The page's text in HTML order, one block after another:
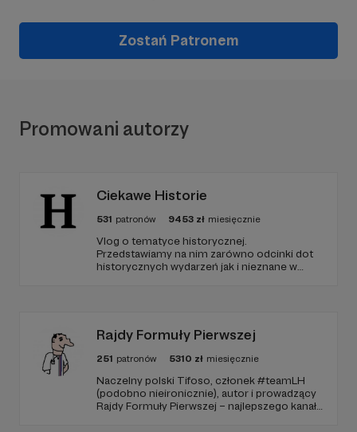
Zostań Patronem
Promowani autorzy
Ciekawe Historie
531 patronów 9453 zł miesięcznie
Vlog o tematyce historycznej.
Przedstawiamy na nim zarówno odcinki dot
historycznych wydarzeń jak i nieznane w
Rajdy Formuły Pierwszej
251 patronów 5310 zł miesięcznie
Naczelny polski Tifoso, członek #teamLH
(podobno nieironicznie), autor i prowadzący
Rajdy Formuły Pierwszej – najlepszego kanału